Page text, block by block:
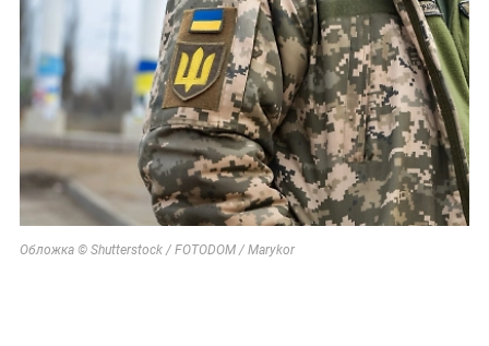
Обложка © Shutterstock / FOTODOM / Marykor